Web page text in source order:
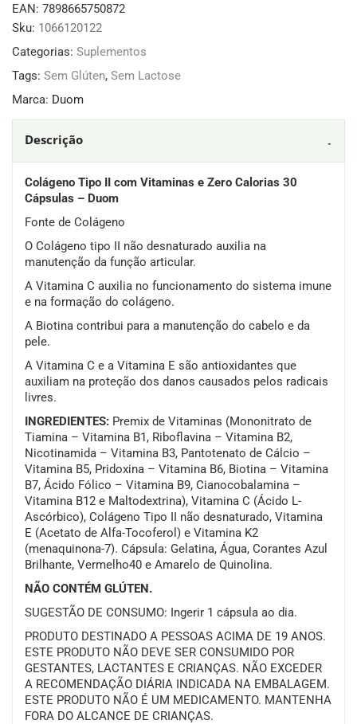
EAN: 7898665750872
Sku: 1066120122
Categorias: Suplementos
Tags: Sem Glúten, Sem Lactose
Marca: Duom
Descrição
Colágeno Tipo II com Vitaminas e Zero Calorias 30
Cápsulas – Duom
Fonte de Colágeno
O Colágeno tipo II não desnaturado auxilia na
manutenção da função articular.
A Vitamina C auxilia no funcionamento do sistema imune
e na formação do colágeno.
A Biotina contribui para a manutenção do cabelo e da
pele.
A Vitamina C e a Vitamina E são antioxidantes que
auxiliam na proteção dos danos causados pelos radicais
livres.
INGREDIENTES: Premix de Vitaminas (Mononitrato de
Tiamina – Vitamina B1, Riboflavina – Vitamina B2,
Nicotinamida – Vitamina B3, Pantotenato de Cálcio –
Vitamina B5, Pridoxina – Vitamina B6, Biotina – Vitamina
B7, Ácido Fólico – Vitamina B9, Cianocobalamina –
Vitamina B12 e Maltodextrina), Vitamina C (Ácido L-
Ascórbico), Colágeno Tipo II não desnaturado, Vitamina
E (Acetato de Alfa-Tocoferol) e Vitamina K2
(menaquinona-7). Cápsula: Gelatina, Água, Corantes Azul
Brilhante, Vermelho40 e Amarelo de Quinolina.
NÃO CONTÉM GLÚTEN.
SUGESTÃO DE CONSUMO: Ingerir 1 cápsula ao dia.
PRODUTO DESTINADO A PESSOAS ACIMA DE 19 ANOS.
ESTE PRODUTO NÃO DEVE SER CONSUMIDO POR
GESTANTES, LACTANTES E CRIANÇAS. NÃO EXCEDER
A RECOMENDAÇÃO DIÁRIA INDICADA NA EMBALAGEM.
ESTE PRODUTO NÃO É UM MEDICAMENTO. MANTENHA
FORA DO ALCANCE DE CRIANÇAS.